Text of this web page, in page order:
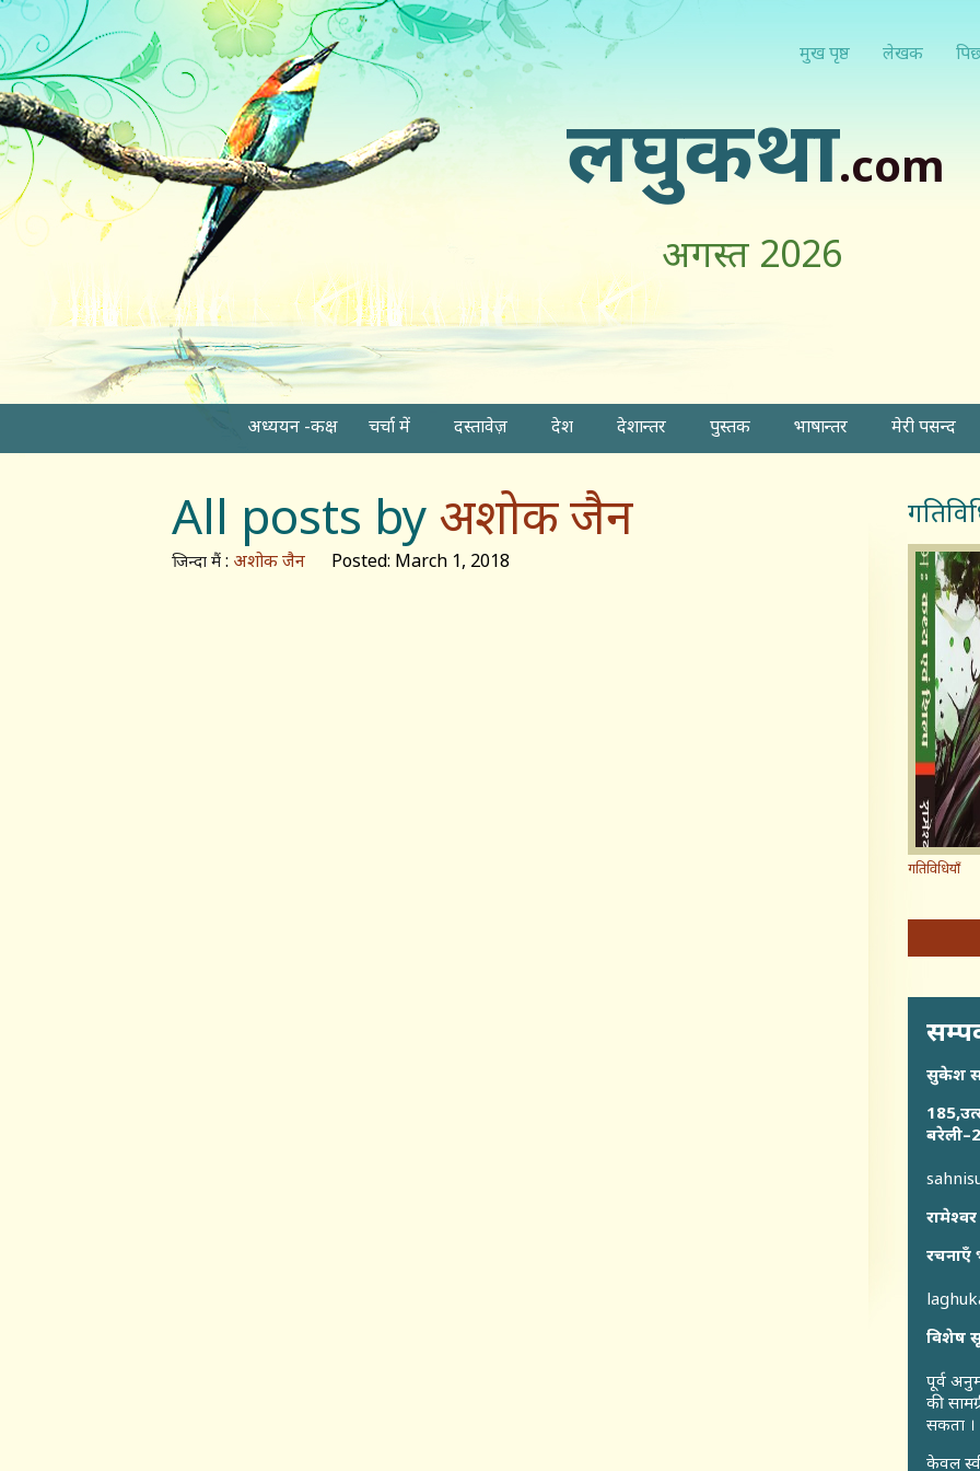
मुख पृष्ठ लेखक
लघुकथा.com
अगस्त 2026
अध्ययन -कक्ष चर्चा में दस्तावेज़ देश देशान्तर पुस्तक भाषान्तर मेरी पसन्द
All posts by अशोक जैन
जिन्दा मैं : अशोक जैन Posted: March 1, 2018
गतिविधियाँ
सुकेश
विशेष
पूर्व
की
सकता ।
केवल